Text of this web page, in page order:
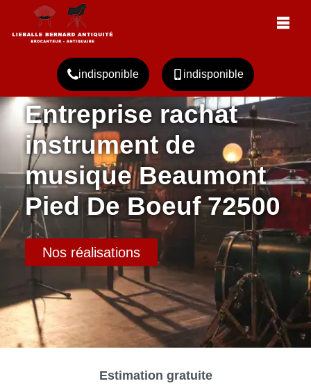
indisponible indisponible
Entreprise rachat
instrument de
musique Beaumont
Pied De Boeuf 72500
Nos réalisations
Estimation gratuite